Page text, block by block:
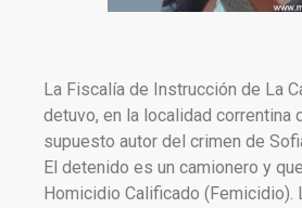
La Fiscalía de Instrucción de La
detuvo, en la localidad correntina
supuesto autor del crimen de
El detenido es un camionero y
Homicidio Calificado (Femicidio).